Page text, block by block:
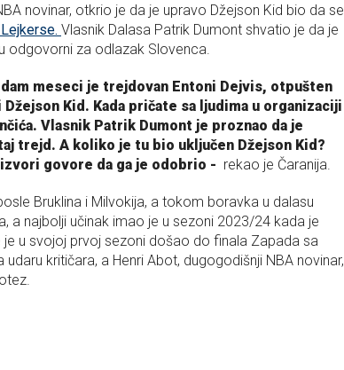
novinar, otkrio je da je upravo Džejson Kid bio da se
Vlasnik Dalasa Patrik Dumont shvatio je da je
odgovorni za odlazak Slovenca.
meseci je trejdovan Entoni Dejvis, otpušten
Kid. Kada pričate sa ljudima u organizaciji
Vlasnik Patrik Dumont je proznao da je
trejd. A koliko je tu bio uključen Džejson Kid?
govore da ga je odobrio - rekao je Čaranija.
Bruklina i Milvokija, a tokom boravka u dalasu
a najbolji učinak imao je u sezoni 2023/24 kada je
u svojoj prvoj sezoni došao do finala Zapada sa
kritičara, a Henri Abot, dugogodišnji NBA novinar,